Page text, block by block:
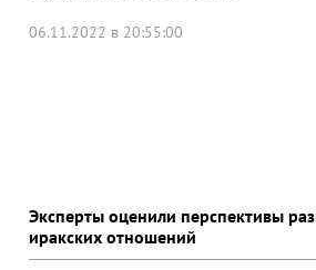
06.11.2022 в 20:55:00
Эксперты оценили перспективы
иракских отношений